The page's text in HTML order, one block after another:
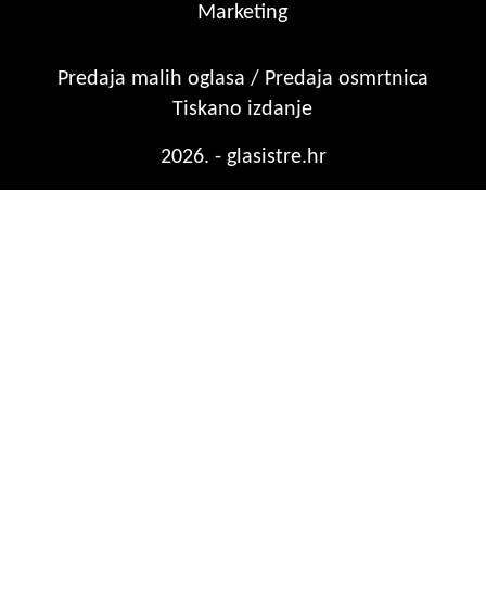
Marketing
Predaja malih oglasa / Predaja osmrtnica
Tiskano izdanje
2026. - glasistre.hr